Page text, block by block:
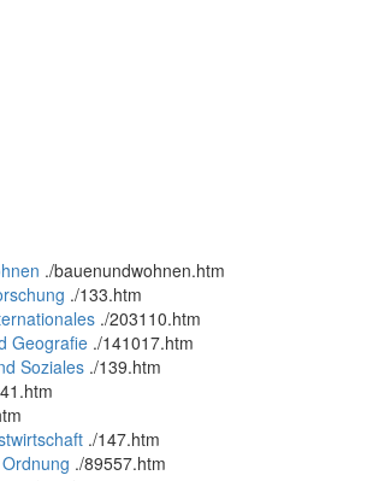
./bauenundwohnen.htm
./133.htm
./203110.htm
Geografie ./141017.htm
Soziales ./139.htm
./147.htm
./89557.htm